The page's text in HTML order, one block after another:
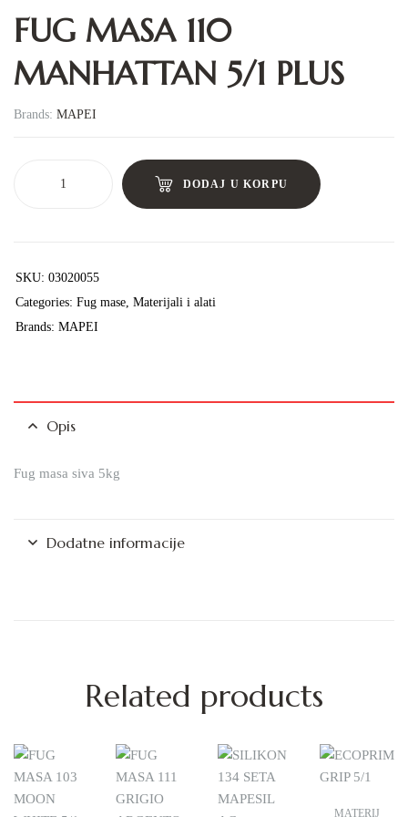
FUG MASA 110
MANHATTAN 5/1 PLUS
Brands: MAPEI
DODAJ U KORPU
SKU: 03020055
Categories: Fug mase, Materijali i alati
Brands: MAPEI
Opis
Fug masa siva 5kg
Dodatne informacije
Related products
MATERIJ